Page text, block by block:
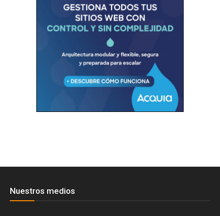
Nuestros medios